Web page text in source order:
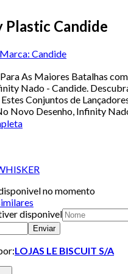
Candide
Marca: Candide
As Maiores Batalhas
Nado - Candide.
Conjuntos de
Novo Desenho, Infinity
no momento
disponivel
Enviar
LOJAS LE BISCUIT S/A